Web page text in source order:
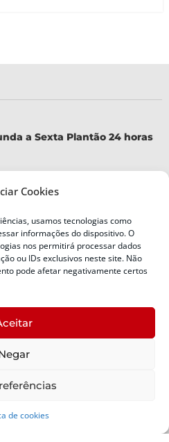
Cookies
usamos tecnologias como
informações do dispositivo. O
nos permitirá processar dados
ou IDs exclusivos neste site. Não
pode afetar negativamente certos
de cookies
a Sexta Plantão 24 horas
Catarina